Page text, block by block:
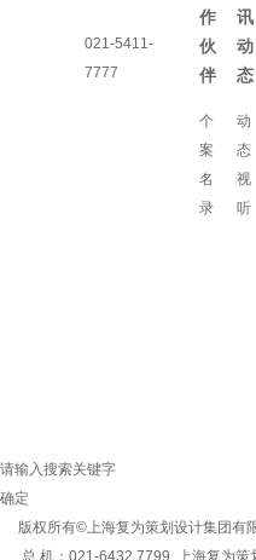
021-5411-
7777
作
伙
伴
个
案
名
录
讯
动
态
动
态
视
听
请输入搜索关键字
确定
版权所有©上海复为策划设计集团有
总 机：021-6432 7799 上海复